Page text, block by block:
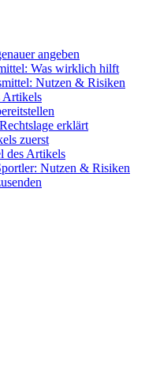
angeben
Was wirklich hilft
Nutzen & Risiken
Artikels
erklärt
zuerst
des Artikels
Nutzen & Risiken